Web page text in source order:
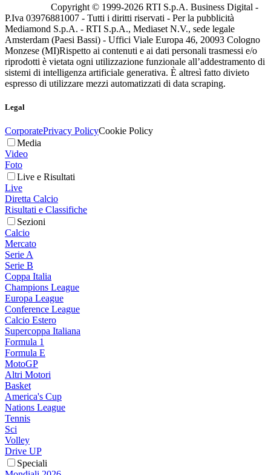
Copyright © 1999-2026 RTI S.p.A. Business Digital -
P.Iva 03976881007 - Tutti i diritti riservati - Per la pubblicità
Mediamond S.p.A. - RTI S.p.A., Mediaset N.V., sede legale
Amsterdam (Paesi Bassi) - Uffici Viale Europa 46, 20093 Cologno
Monzese (MI)Rispetto ai contenuti e ai dati personali trasmessi e/o
riprodotti è vietata ogni utilizzazione funzionale all’addestramento di
sistemi di intelligenza artificiale generativa. È altresì fatto divieto
espresso di utilizzare mezzi automatizzati di data scraping.
Legal
CorporatePrivacy PolicyCookie Policy
Media
Video
Foto
Live e Risultati
Live
Diretta Calcio
Risultati e Classifiche
Sezioni
Calcio
Mercato
Serie A
Serie B
Coppa Italia
Champions League
Europa League
Conference League
Calcio Estero
Supercoppa Italiana
Formula 1
Formula E
MotoGP
Altri Motori
Basket
America's Cup
Nations League
Tennis
Sci
Volley
Drive UP
Speciali